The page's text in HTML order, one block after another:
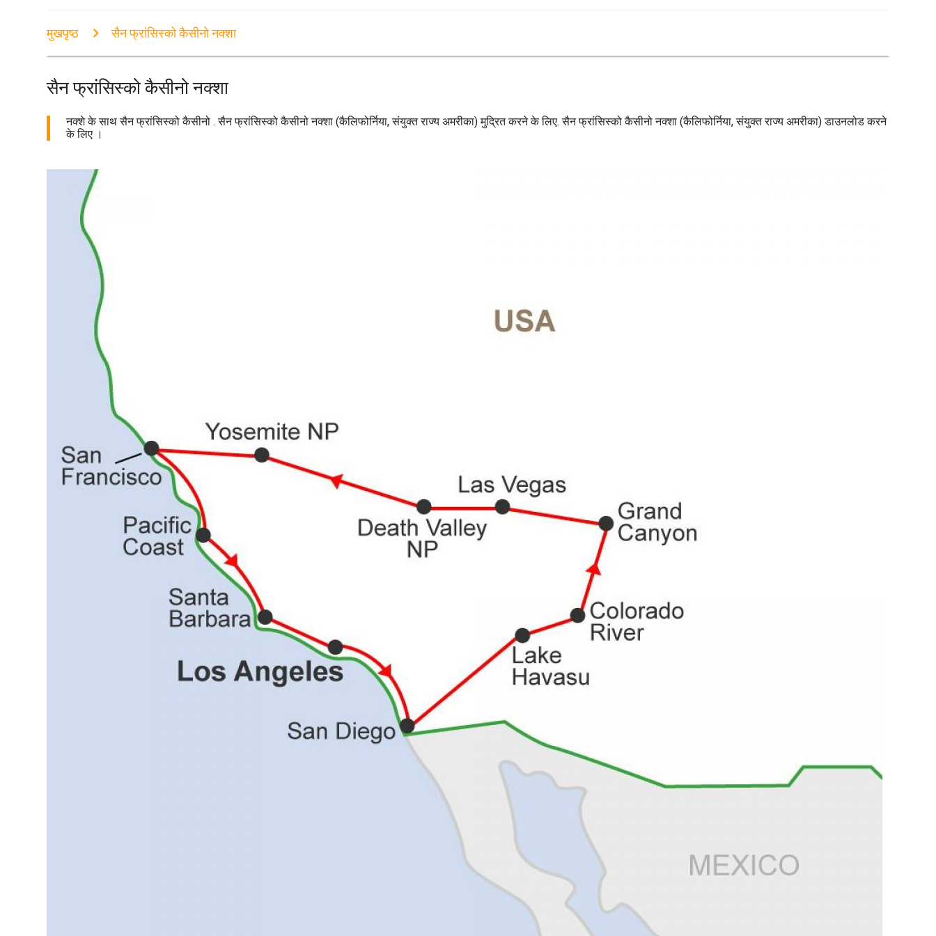
मुखपृष्ठ सैन फ्रांसिस्को कैसीनो नक्शा
सैन फ्रांसिस्को कैसीनो नक्शा
नक्शे के साथ सैन फ्रांसिस्को कैसीनो . सैन फ्रांसिस्को कैसीनो नक्शा (कैलिफोर्निया, संयुक्त राज्य अमरीका) मुद्रित करने के लिए. सैन फ्रांसिस्को कैसीनो नक्शा (कैलिफोर्निया, संयुक्त राज्य अमरीका) डाउनलोड करने
के लिए ।